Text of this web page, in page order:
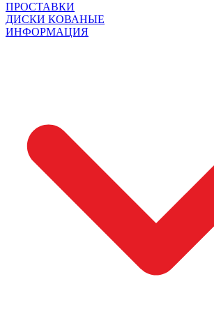
ПРОСТАВКИ
ДИСКИ КОВАНЫЕ
ИНФОРМАЦИЯ